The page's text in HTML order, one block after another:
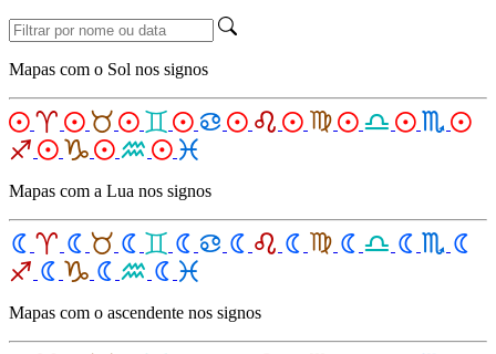
Mapas com o Sol nos signos
Mapas com a Lua nos signos
Mapas com o ascendente nos signos